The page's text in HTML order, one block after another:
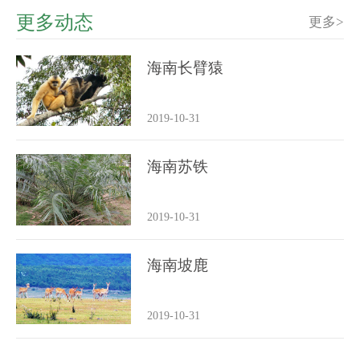
更多动态 更多>
海南长臂猿
2019-10-31
海南苏铁
2019-10-31
海南坡鹿
2019-10-31